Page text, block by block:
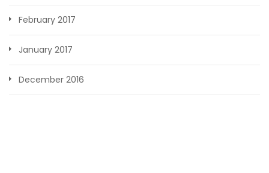
February 2017
January 2017
December 2016